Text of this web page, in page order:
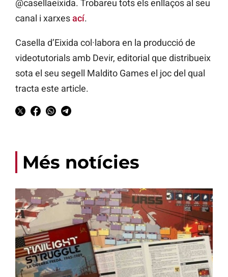
@casellaeixida. Trobareu tots els enllaços al seu
canal i xarxesací.
Casella d’Eixida col·labora en la producció de
videotutorials amb Devir, editorial que distribueix
sota el seu segell Maldito Games el joc del qual
tracta este article.
Més notícies